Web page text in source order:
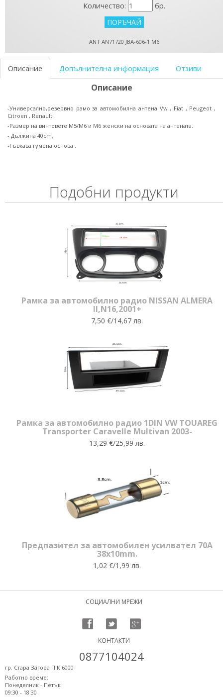
Количество: бр.
ANT AN71720 JBA-606-1 M6
Описание Допълнителна информация Отзиви
Описание
-Универсално,резервно рамо за автомобилна антена Vw , Fiat , Peugeot ,
Citroen , Renault.
-Размер на винтовете M5/M6 и M6 женски на основата на антената.
- Дължина 40cm.
-Гъвкава гумена основа .
Подобни продукти
Рамка за автомобилно радио NISSAN ALMERA
II,N16,2001+
7,50 €/14,67 лв.
Рамка за автомобилно радио 1DIN VW TOUAREG
Transporter Caravelle Multivan 2003-
13,29 €/25,99 лв.
Предпазител за автомобилен усилвател 70A
38x10mm.
1,02 €/1,99 лв.
СОЦИАЛНИ МРЕЖИ
КОНТАКТИ
0877104024
гр. Стара Загора П.К 6000
Работно време:
Понеделник - Петък
09:30 - 18:30